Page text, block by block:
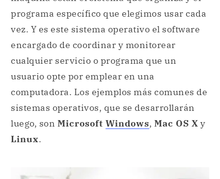
programa específico que elegimos usar cada
vez. Y es este sistema operativo el software
encargado de coordinar y monitorear
cualquier servicio o programa que un
usuario opte por emplear en una
computadora. Los ejemplos más comunes de
sistemas operativos, que se desarrollarán
luego, son Microsoft Windows, Mac OS X y
Linux.